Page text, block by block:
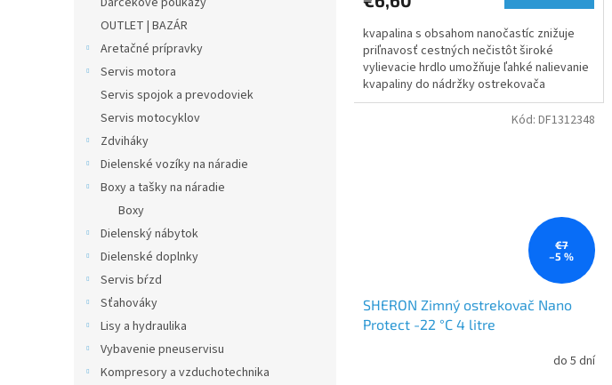
OUTLET | BAZÁR
Aretačné prípravky
Servis motora
Servis spojok a prevodoviek
Servis motocyklov
Zdviháky
Dielenské vozíky na náradie
Boxy a tašky na náradie
Boxy
Dielenský nábytok
Dielenské doplnky
Servis bŕzd
Sťahováky
Lisy a hydraulika
Vybavenie pneuservisu
Kompresory a vzduchotechnika
kvapalina s obsahom nanočastíc znižuje
priľnavosť cestných nečistôt široké
vylievacie hrdlo umožňuje ľahké nalievanie
kvapaliny do nádržky ostrekovača
€7
–5 %
SHERON Zimný ostrekovač Nano
Protect -22 °C 4 litre
do 5 dní
Kód: DF1312348